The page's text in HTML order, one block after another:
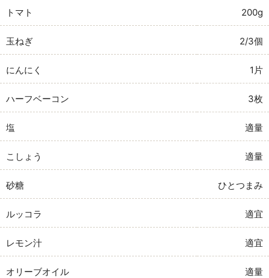
トマト 200g
玉ねぎ 2/3個
にんにく 1片
ハーフベーコン 3枚
塩 適量
こしょう 適量
砂糖 ひとつまみ
ルッコラ 適宜
レモン汁 適宜
オリーブオイル 適量